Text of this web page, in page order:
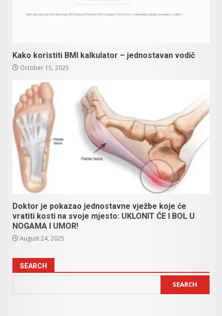
Kako koristiti BMI kalkulator – jednostavan vodič
October 15, 2025
Doktor je pokazao jednostavne vježbe koje će
vratiti kosti na svoje mjesto: UKLONIT ĆE I BOL U
NOGAMA I UMOR!
August 24, 2025
SEARCH
SEARCH